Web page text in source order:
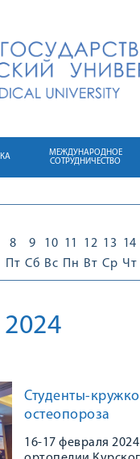
МЕЖДУНАРОДНОЕ
СОТРУДНИЧЕСТВО
8
Пт
9
Сб
10
Вс
11
Пн
12
Вт
13
Ср
14
Чт
Студенты-
остеопороза
16-17 февраля